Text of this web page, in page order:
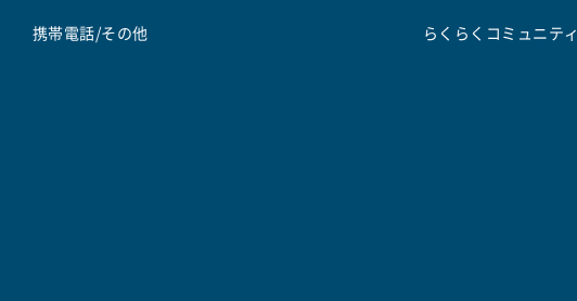
携帯電話/その他 らくらくコミュニティ